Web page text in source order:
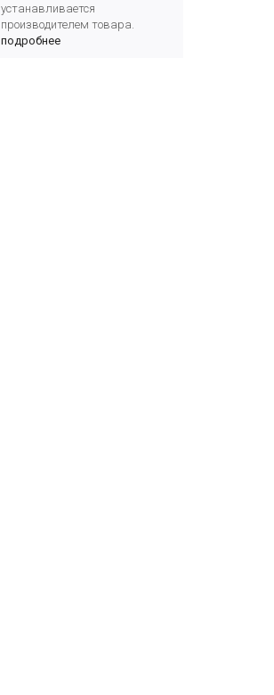
устанавливается
производителем товара.
подробнее